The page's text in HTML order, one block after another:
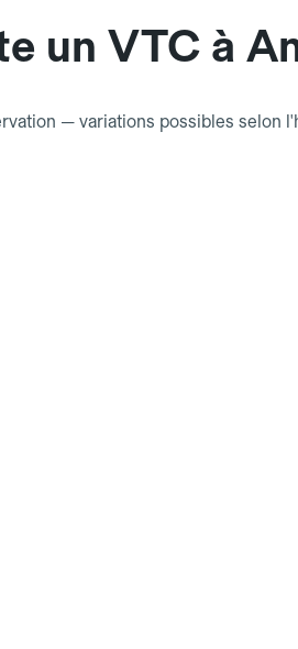
un VTC à
— variations possibles selon